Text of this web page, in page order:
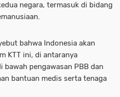
negara, termasuk di bidang
bahwa Indonesia akan
KTT ini, di antaranya
bawah pengawasan PBB dan
bantuan medis serta tenaga